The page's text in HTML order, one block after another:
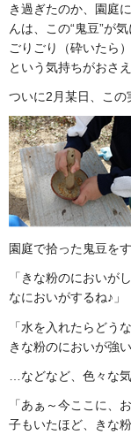
き過ぎたのか、園庭
んは、この“鬼豆”が
ごりごり（砕いたら
という気持ちがおさ
ついに2月某日、この
園庭で拾った鬼豆を
「きな粉のにおいが
なにおいがするね♪」
「水を入れたらどう
きな粉のにおいが強い
…などなど、色々な
「あぁ～今ここに、
子もいたほど、きな